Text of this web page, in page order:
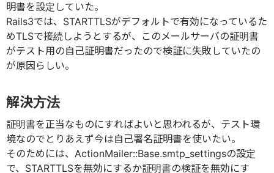
明書を設定していた。
Rails3では、STARTTLSがデフォルトで有効になっているた
めTLSで接続しようとするが、このメールサーバの証明書
がテスト用の自己証明書だったので検証に失敗していたの
が原因らしい。
解決方法
証明書を正当なものにすればよいと思われるが、テスト環
境なのでとりあえず今は自己署名証明書を使いたい。
そのためには、ActionMailer::Base.smtp_settingsの設定
で、STARTTLSを無効にするか証明書の検証を無効にす